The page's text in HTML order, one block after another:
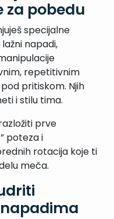
za pobedu
specijalne
napadi,
repetitivnim
pritiskom. Njih
i stilu tima.
prve
poteza i
rotacija koje ti
meča.